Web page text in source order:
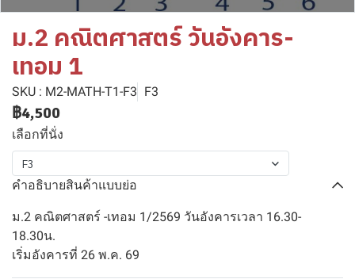
ม.2 คณิตศาสตร์ วันอังคาร-
เทอม 1
SKU : M2-MATH-T1-F3 F3
฿4,500
เลือกที่นั่ง
F3
คำอธิบายสินค้าแบบย่อ
ม.2 คณิตศาสตร์ -เทอม 1/2569 วันอังคารเวลา 16.30-
18.30น.
เริ่มอังคารที่ 26 พ.ค. 69